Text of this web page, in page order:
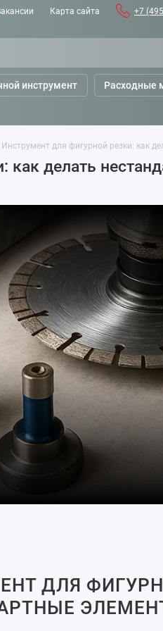
Карта сайта +7
инструмент Расходные
Инструмент для фигурной резки: как
как делать
ДЛЯ